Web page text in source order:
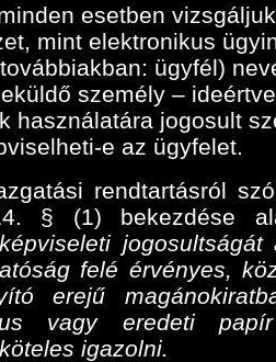
esetben
mint elektronikus
ügyfél)
személy –
használatára jogosult
e az ügyfelet.
rendtartásról
§ (1) bekezdése
jogosultságát
felé érvényes,
erejű
vagy eredeti
igazolni.